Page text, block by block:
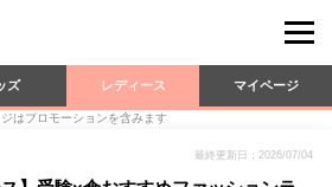
ズ レディース マイページ
はプロモーションを含みます
最終更新日：2026/07/04